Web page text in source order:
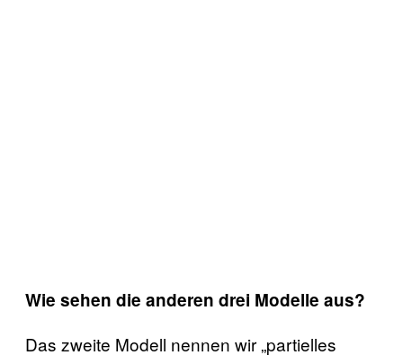
Wie sehen die anderen drei Modelle aus?
Das zweite Modell nennen wir „partielles